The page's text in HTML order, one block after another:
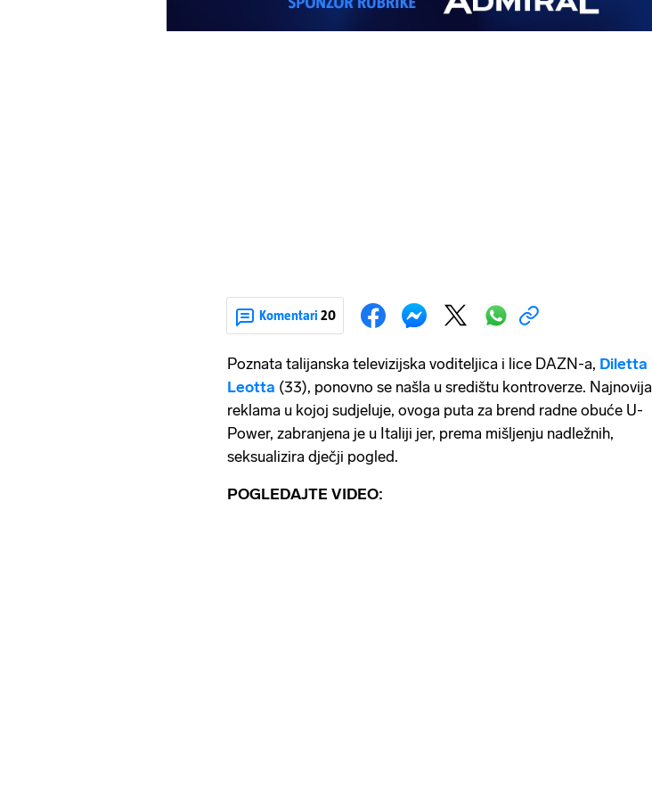
Komentari 20
Poznata talijanska televizijska voditeljica i lice DAZN-a, Diletta
Leotta (33), ponovno se našla u središtu kontroverze. Najnovija
reklama u kojoj sudjeluje, ovoga puta za brend radne obuće U-
Power, zabranjena je u Italiji jer, prema mišljenju nadležnih,
seksualizira dječji pogled.
POGLEDAJTE VIDEO: